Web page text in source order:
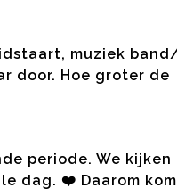
muziek
door. Hoe groter de
periode. We kijken
dag. ❤️ Daarom